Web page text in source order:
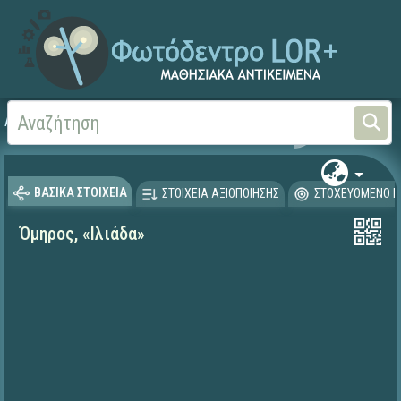
Αρχική Γλώσσα και Λογοτεχνία
ΒΑΣΙΚΑ ΣΤΟΙΧΕΙΑ ΣΤΟΙΧΕΙΑ ΑΞΙΟΠΟΙΗΣΗΣ ΣΤΟΧΕΥΟΜΕΝΟ
Όμηρος, «Ιλιάδα»